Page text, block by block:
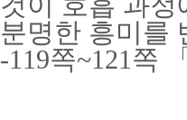
분명한 흥미를
-119쪽~121쪽